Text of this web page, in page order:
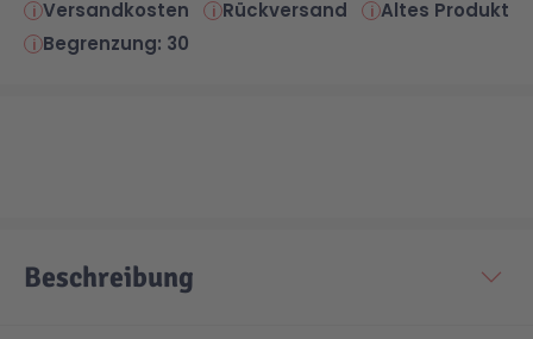
Versandkosten Rückversand
Altes Produkt
Begrenzung: 30
Beschreibung